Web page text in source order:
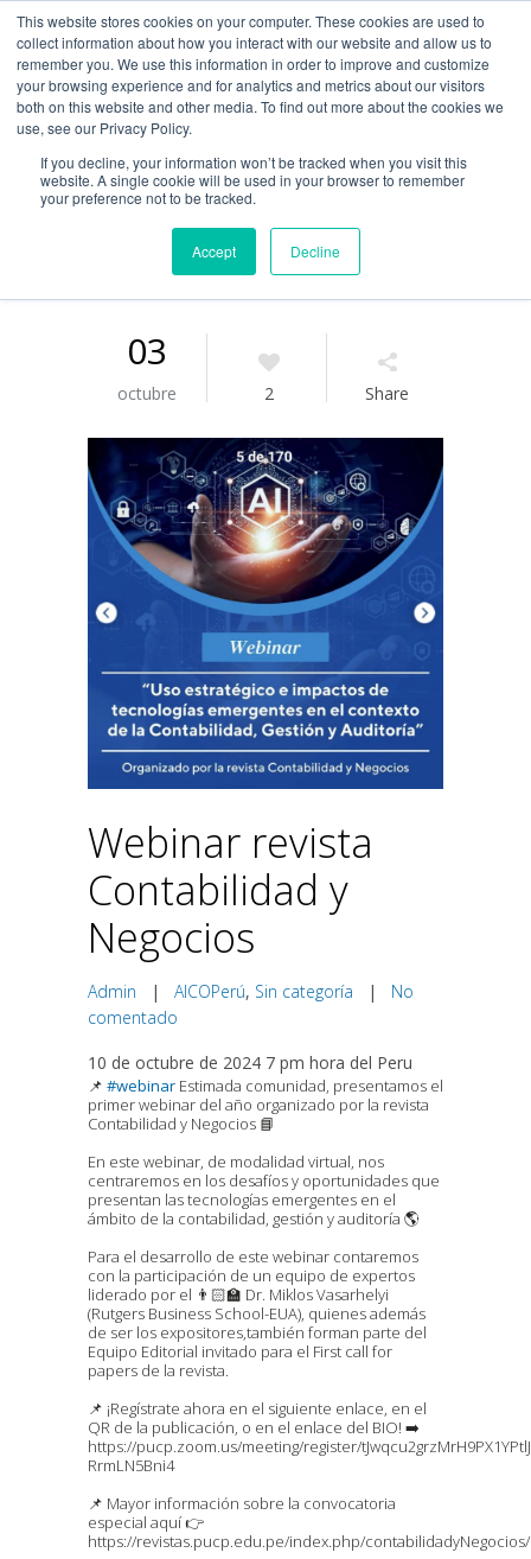
This website stores cookies on your computer. These cookies are used to
collect information about how you interact with our website and allow us to
remember you. We use this information in order to improve and customize
your browsing experience and for analytics and metrics about our visitors
both on this website and other media. To find out more about the cookies we
use, see our Privacy Policy.
If you decline, your information won’t be tracked when you visit this
website. A single cookie will be used in your browser to remember
your preference not to be tracked.
Accept Decline
Guía de uso
Acceso / Registro
03
octubre 2 Share
Webinar revista
Contabilidad y
Negocios
Admin | AICOPerú, Sin categoría | No
comentado
10 de octubre de 2024 7 pm hora del Peru
📌 #webinar Estimada comunidad, presentamos el
primer webinar del año organizado por la revista
Contabilidad y Negocios 📘
En este webinar, de modalidad virtual, nos
centraremos en los desafíos y oportunidades que
presentan las tecnologías emergentes en el
ámbito de la contabilidad, gestión y auditoría 🌎
Para el desarrollo de este webinar contaremos
con la participación de un equipo de expertos
liderado por el 👨🏻‍🏫 Dr. Miklos Vasarhelyi
(Rutgers Business School-EUA), quienes además
de ser los expositores,también forman parte del
Equipo Editorial invitado para el First call for
papers de la revista.
📌 ¡Regístrate ahora en el siguiente enlace, en el
QR de la publicación, o en el enlace del BIO! ➡️
https://pucp.zoom.us/meeting/register/
RrmLN5Bni4
📌 Mayor información sobre la convocatoria
especial aquí 👉
https://revistas.pucp.edu.pe/index.php/